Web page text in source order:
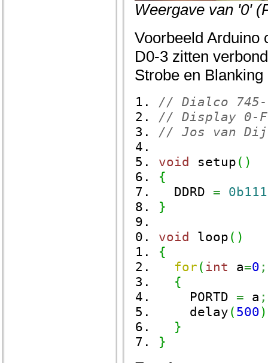
Weergave van '0'
Voorbeeld Arduino
D0-3 zitten
Strobe en
// Dialco 745-
// Display 0-F
// Jos van
void setup ( )
{
DDRD =
}
void loop ( )
{
for ( int a=0 ;
{
PORTD = a ;
delay ( 500)
}
}